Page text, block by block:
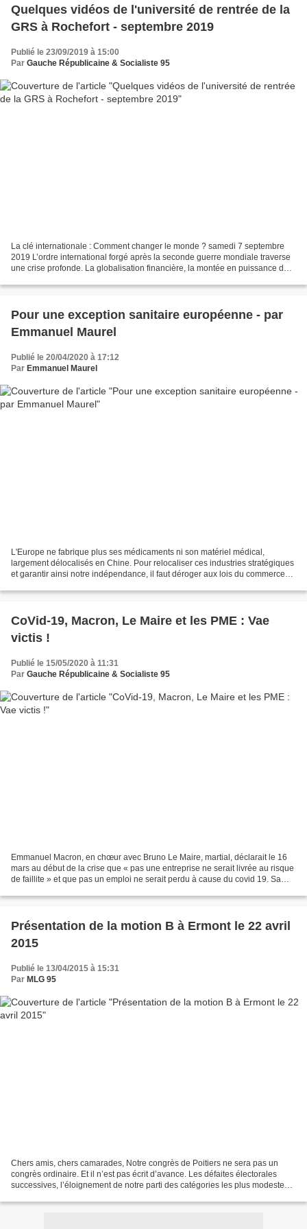
Quelques vidéos de l'université de rentrée de la
GRS à Rochefort - septembre 2019
Publié le 23/09/2019 à 15:00
Par Gauche Républicaine & Socialiste 95
La clé internationale : Comment changer le monde ? samedi 7 septembre
2019 L’ordre international forgé après la seconde guerre mondiale traverse
une crise profonde. La globalisation financière, la montée en puissance de
Pour une exception sanitaire européenne - par
Emmanuel Maurel
Publié le 20/04/2020 à 17:12
Par Emmanuel Maurel
L'Europe ne fabrique plus ses médicaments ni son matériel médical,
largement délocalisés en Chine. Pour relocaliser ces industries stratégiques
et garantir ainsi notre indépendance, il faut déroger aux lois du commerce
CoVid-19, Macron, Le Maire et les PME : Vae
victis !
Publié le 15/05/2020 à 11:31
Par Gauche Républicaine & Socialiste 95
Emmanuel Macron, en chœur avec Bruno Le Maire, martial, déclarait le 16
mars au début de la crise que « pas une entreprise ne serait livrée au risque
de faillite » et que pas un emploi ne serait perdu à cause du covid 19. Sa
Présentation de la motion B à Ermont le 22 avril
2015
Publié le 13/04/2015 à 15:31
Par MLG 95
Chers amis, chers camarades, Notre congrès de Poitiers ne sera pas un
congrès ordinaire. Et il n’est pas écrit d’avance. Les défaites électorales
successives, l’éloignement de notre parti des catégories les plus modestes,